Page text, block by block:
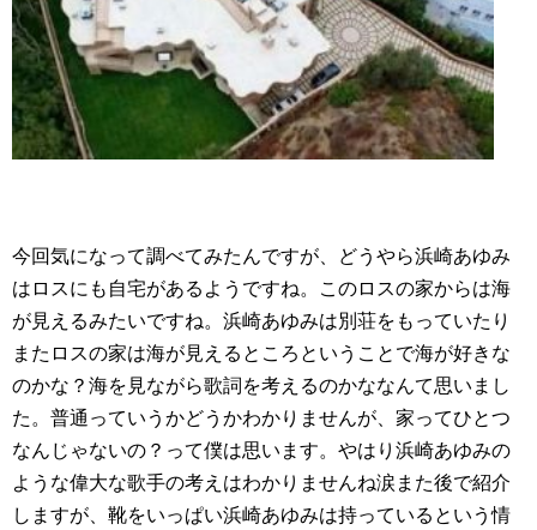
今回気になって調べてみたんですが、どうやら浜崎あゆみ
はロスにも自宅があるようですね。このロスの家からは海
が見えるみたいですね。浜崎あゆみは別荘をもっていたり
またロスの家は海が見えるところということで海が好きな
のかな？海を見ながら歌詞を考えるのかななんて思いまし
た。普通っていうかどうかわかりませんが、家ってひとつ
なんじゃないの？って僕は思います。やはり浜崎あゆみの
ような偉大な歌手の考えはわかりませんね涙また後で紹介
しますが、靴をいっぱい浜崎あゆみは持っているという情